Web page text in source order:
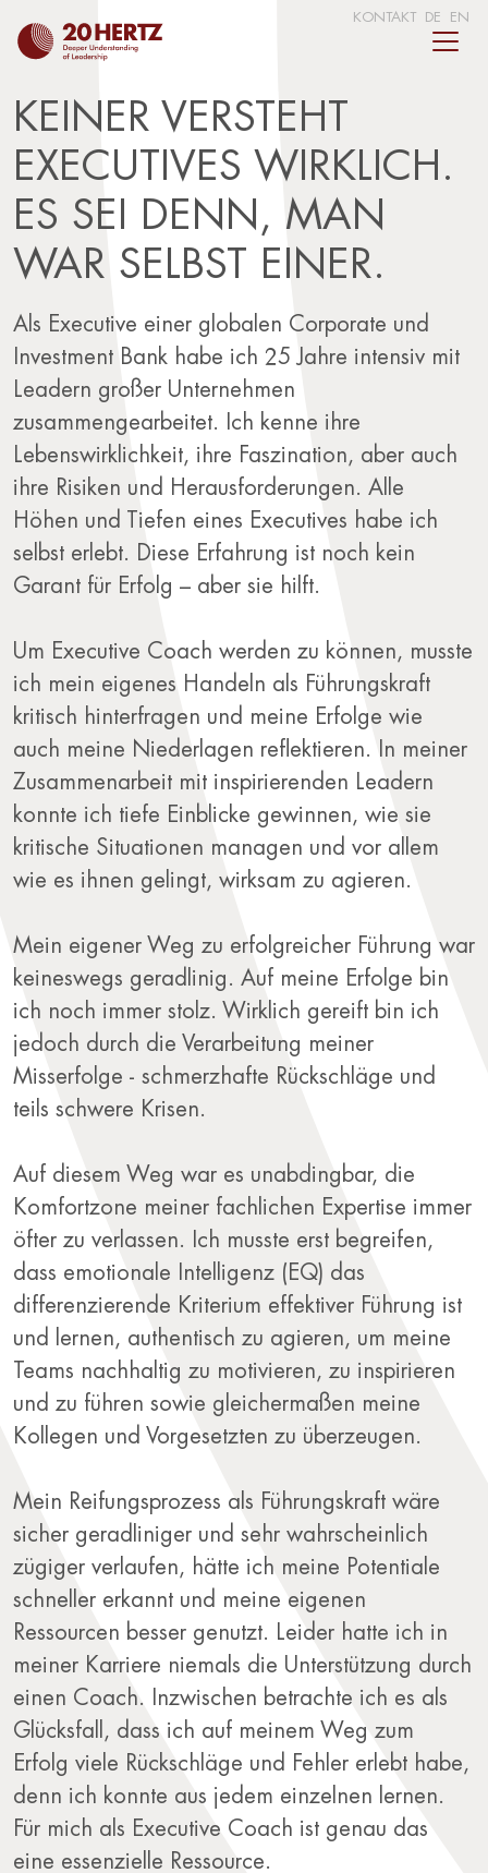
KONTAKT DE EN
KEINER VERSTEHT
EXECUTIVES WIRKLICH.
ES SEI DENN, MAN
WAR SELBST EINER.
Als Executive einer globalen Corporate und
Investment Bank habe ich 25 Jahre intensiv mit
Leadern großer Unternehmen
zusammengearbeitet. Ich kenne ihre
Lebenswirklichkeit, ihre Faszination, aber auch
ihre Risiken und Herausforderungen. Alle
Höhen und Tiefen eines Executives habe ich
selbst erlebt. Diese Erfahrung ist noch kein
Garant für Erfolg – aber sie hilft.
Um Executive Coach werden zu können, musste
ich mein eigenes Handeln als Führungskraft
kritisch hinterfragen und meine Erfolge wie
auch meine Niederlagen reflektieren. In meiner
Zusammenarbeit mit inspirierenden Leadern
konnte ich tiefe Einblicke gewinnen, wie sie
kritische Situationen managen und vor allem
wie es ihnen gelingt, wirksam zu agieren.
Mein eigener Weg zu erfolgreicher Führung war
keineswegs geradlinig. Auf meine Erfolge bin
ich noch immer stolz. Wirklich gereift bin ich
jedoch durch die Verarbeitung meiner
Misserfolge - schmerzhafte Rückschläge und
teils schwere Krisen.
Auf diesem Weg war es unabdingbar, die
Komfortzone meiner fachlichen Expertise immer
öfter zu verlassen. Ich musste erst begreifen,
dass emotionale Intelligenz (EQ) das
differenzierende Kriterium effektiver Führung ist
und lernen, authentisch zu agieren, um meine
Teams nachhaltig zu motivieren, zu inspirieren
und zu führen sowie gleichermaßen meine
Kollegen und Vorgesetzten zu überzeugen.
Mein Reifungsprozess als Führungskraft wäre
sicher geradliniger und sehr wahrscheinlich
zügiger verlaufen, hätte ich meine Potentiale
schneller erkannt und meine eigenen
Ressourcen besser genutzt. Leider hatte ich in
meiner Karriere niemals die Unterstützung durch
einen Coach. Inzwischen betrachte ich es als
Glücksfall, dass ich auf meinem Weg zum
Erfolg viele Rückschläge und Fehler erlebt habe,
denn ich konnte aus jedem einzelnen lernen.
Für mich als Executive Coach ist genau das
eine essenzielle Ressource.